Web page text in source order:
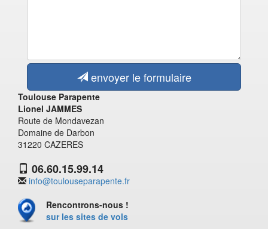
envoyer le formulaire
Toulouse Parapente
Lionel JAMMES
Route de Mondavezan
Domaine de Darbon
31220 CAZERES
06.60.15.99.14
info@toulouseparapente.fr
Rencontrons-nous !
sur les sites de vols